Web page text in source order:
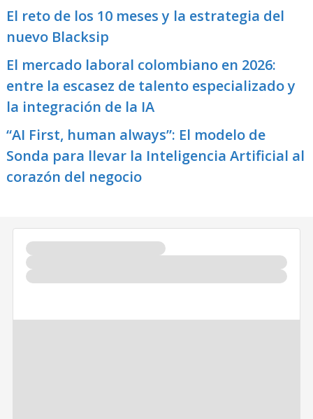
El reto de los 10 meses y la estrategia del
nuevo Blacksip
El mercado laboral colombiano en 2026:
entre la escasez de talento especializado y
la integración de la IA
“AI First, human always”: El modelo de
Sonda para llevar la Inteligencia Artificial al
corazón del negocio